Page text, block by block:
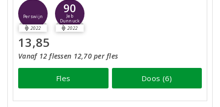
Perswijn
2022
90
Jeb
Dunnuck
2022
13,85
Vanaf 12 flessen 12,70 per fles
Fles Doos (6)